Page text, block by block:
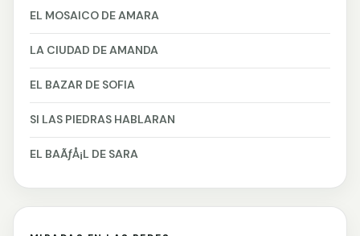
EL MOSAICO DE AMARA
LA CIUDAD DE AMANDA
EL BAZAR DE SOFIA
SI LAS PIEDRAS HABLARAN
EL BAÃƒÅ¡L DE SARA